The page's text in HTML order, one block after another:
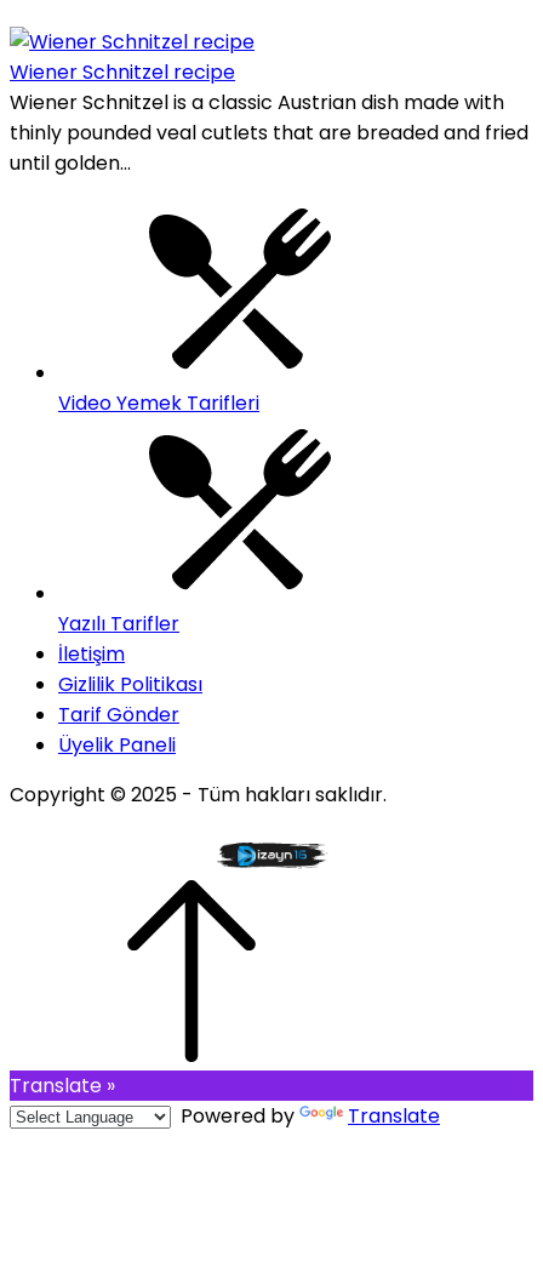
Wiener Schnitzel recipe
Wiener Schnitzel is a classic Austrian dish made with
thinly pounded veal cutlets that are breaded and fried
until golden...
Video Yemek Tarifleri
Yazılı Tarifler
İletişim
Gizlilik Politikası
Tarif Gönder
Üyelik Paneli
Copyright © 2025 - Tüm hakları saklıdır.
Translate »
Powered by
Translate